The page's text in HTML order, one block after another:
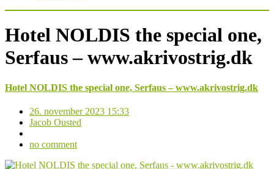
Hotel NOLDIS the special one,
Serfaus – www.akrivostrig.dk
Hotel NOLDIS the special one, Serfaus – www.akrivostrig.dk
26. november 2023 15:33
Jacob Ousted
no comment